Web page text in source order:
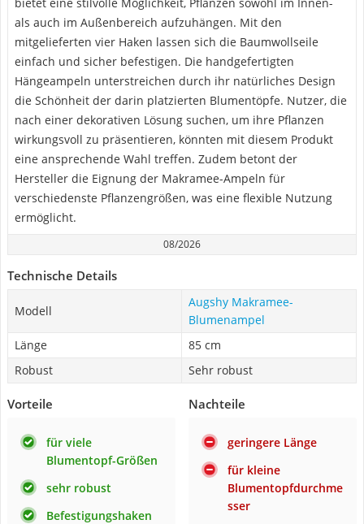
als auch im Außenbereich aufzuhängen. Mit den
mitgelieferten vier Haken lassen sich die Baumwollseile
einfach und sicher befestigen. Die handgefertigten
Hängeampeln unterstreichen durch ihr natürliches Design
die Schönheit der darin platzierten Blumentöpfe. Nutzer, die
nach einer dekorativen Lösung suchen, um ihre Pflanzen
wirkungsvoll zu präsentieren, könnten mit diesem Produkt
eine ansprechende Wahl treffen. Zudem betont der
Hersteller die Eignung der Makramee-Ampeln für
verschiedenste Pflanzengrößen, was eine flexible Nutzung
ermöglicht.
08/2026
Technische Details
Modell
Augshy Makramee-
Blumenampel
Länge
85 cm
Robust
Sehr robust
Vorteile
für viele
Blumentopf-Größen
sehr robust
Befestigungshaken
Nachteile
geringere Länge
für kleine
Blumentopfdurchme
sser